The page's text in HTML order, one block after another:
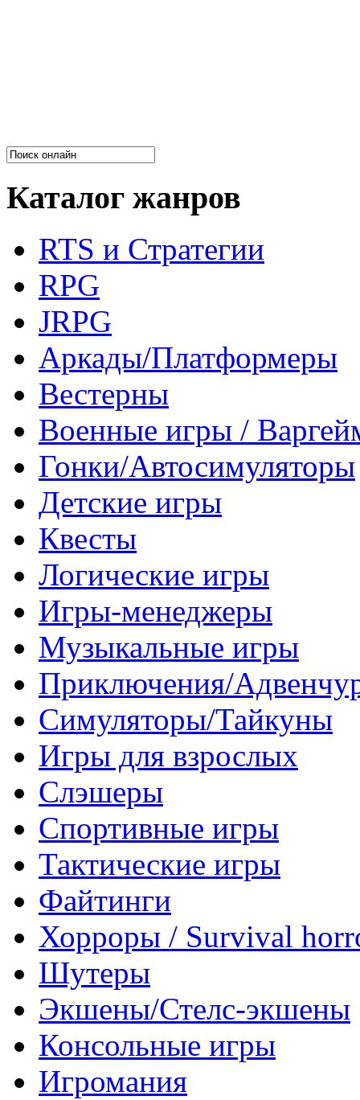
Каталог жанров
RTS и Стратегии
RPG
JRPG
Аркады/Платформеры
Вестерны
Военные игры /
Гонки/Автосимуляторы
Детские игры
Квесты
Логические игры
Игры-менеджеры
Музыкальные игры
Приключения/
Симуляторы/Тайкуны
Игры для взрослых
Слэшеры
Спортивные игры
Тактические игры
Файтинги
Хорроры / Survival
Шутеры
Экшены/Стелс-экшены
Консольные игры
Игромания